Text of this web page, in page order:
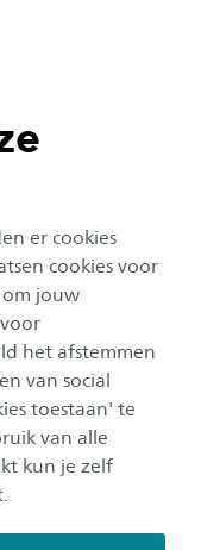
er cookies
cookies voor
jouw
het afstemmen
van social
toestaan' te
van alle
kun je zelf
Enschede